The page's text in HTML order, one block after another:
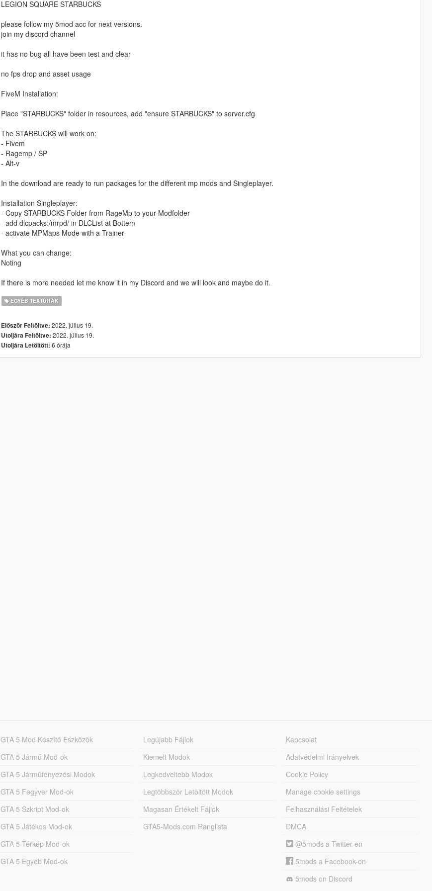
LEGION SQUARE STARBUCKS
please follow my 5mod acc for next versions.
join my discord channel
it has no bug all have been test and clear
no fps drop and asset usage
FiveM Installation:
Place "STARBUCKS" folder in resources, add "ensure STARBUCKS" to server.cfg
The STARBUCKS will work on:
- Fivem
- Ragemp / SP
- Alt-v
In the download are ready to run packages for the different mp mods and Singleplayer.
Installation Singleplayer:
- Copy STARBUCKS Folder from RageMp to your Modfolder
- add dlcpacks:/mrpd/ in DLCList at Bottem
- activate MPMaps Mode with a Trainer
What you can change:
Noting
If there is more needed let me know it in my Discord and we will look and maybe do it.
EGYÉB TEXTÚRÁK
Először Feltöltve: 2022. július 19.
Utoljára Feltöltve: 2022. július 19.
Utoljára Letöltött: 6 órája
GTA 5 Mod Készítő Eszközök
GTA 5 Jármű Mod-ok
GTA 5 Járműfényezési Modok
GTA 5 Fegyver Mod-ok
GTA 5 Szkript Mod-ok
GTA 5 Játékos Mod-ok
GTA 5 Térkép Mod-ok
GTA 5 Egyéb Mod-ok
Legújabb Fájlok
Kiemelt Modok
Legkedveltebb Modok
Legtöbbször Letöltött Modok
Magasan Értékelt Fájlok
GTA5-Mods.com Ranglista
Kapcsolat
Adatvédelmi Irányelvek
Cookie Policy
Manage cookie settings
Felhasználási Feltételek
DMCA
@5mods a Twitter-en
5mods a Facebook-on
5mods on Discord